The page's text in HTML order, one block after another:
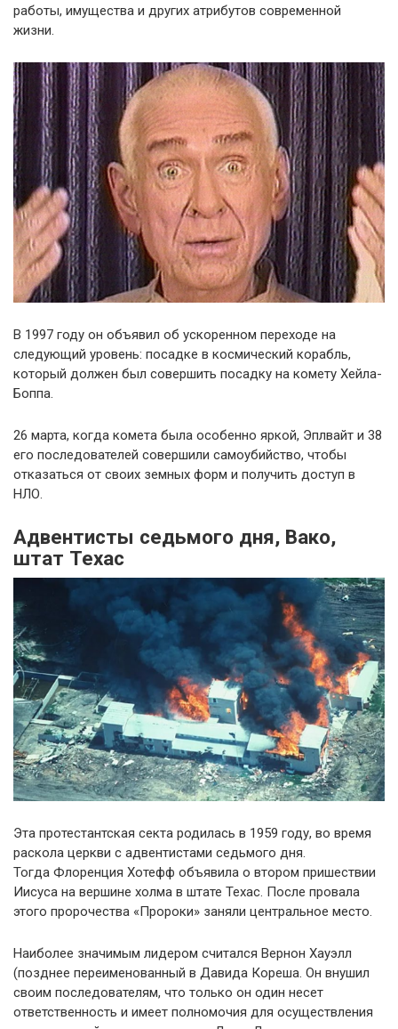
работы, имущества и других атрибутов современной
жизни.
В 1997 году он объявил об ускоренном переходе на
следующий уровень: посадке в космический корабль,
который должен был совершить посадку на комету Хейла-
Боппа.
26 марта, когда комета была особенно яркой, Эплвайт и 38
его последователей совершили самоубийство, чтобы
отказаться от своих земных форм и получить доступ в
НЛО.
Адвентисты седьмого дня, Вако,
штат Техас
Эта протестантская секта родилась в 1959 году, во время
раскола церкви с адвентистами седьмого дня.
Тогда Флоренция Хотефф объявила о втором пришествии
Иисуса на вершине холма в штате Техас. После провала
этого пророчества «Пророки» заняли центральное место.
Наиболее значимым лидером считался Вернон Хауэлл
(позднее переименованный в Давида Кореша. Он внушил
своим последователям, что только он один несет
ответственность и имеет полномочия для осуществления